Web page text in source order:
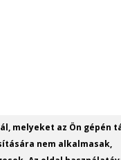
melyeket az Ön gépén
nem alkalmasak,